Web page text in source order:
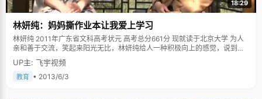
18:29
林妍纯：妈妈撕作业本让我爱上学习
林妍纯 2011年广东省文科高考状元 高考总分661分 现就读于北京大学 为人
亲和善于交流，笑起来阳光无比，林妍纯给人一种积极向上的感觉，说到自
己的缺点，她说自己太要强不习惯接受别人的帮助，使得自己很辛苦。也许
骨子里，林妍纯就是个直爽坚强的女孩，而这种性格，使得她拥有了一大帮
朋友和好的学习成绩。 妈妈撕作业本让她爱上学习 说起家庭教育给林妍纯的
UP主: 飞宇视频
教育 • 2013/6/3